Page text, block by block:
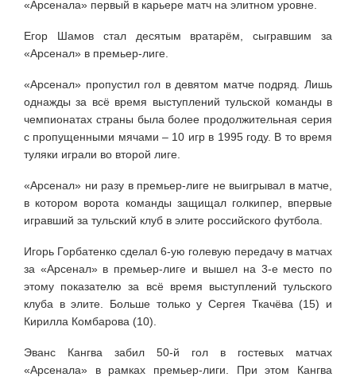
«Арсенала» первый в карьере матч на элитном уровне.
Егор Шамов стал десятым вратарём, сыгравшим за
«Арсенал» в премьер-лиге.
«Арсенал» пропустил гол в девятом матче подряд. Лишь
однажды за всё время выступлений тульской команды в
чемпионатах страны была более продолжительная серия
с пропущенными мячами – 10 игр в 1995 году. В то время
туляки играли во второй лиге.
«Арсенал» ни разу в премьер-лиге не выигрывал в матче,
в котором ворота команды защищал голкипер, впервые
игравший за тульский клуб в элите российского футбола.
Игорь Горбатенко сделал 6-ую голевую передачу в матчах
за «Арсенал» в премьер-лиге и вышел на 3-е место по
этому показателю за всё время выступлений тульского
клуба в элите. Больше только у Сергея Ткачёва (15) и
Кирилла Комбарова (10).
Эванс Кангва забил 50-й гол в гостевых матчах
«Арсенала» в рамках премьер-лиги. При этом Кангва